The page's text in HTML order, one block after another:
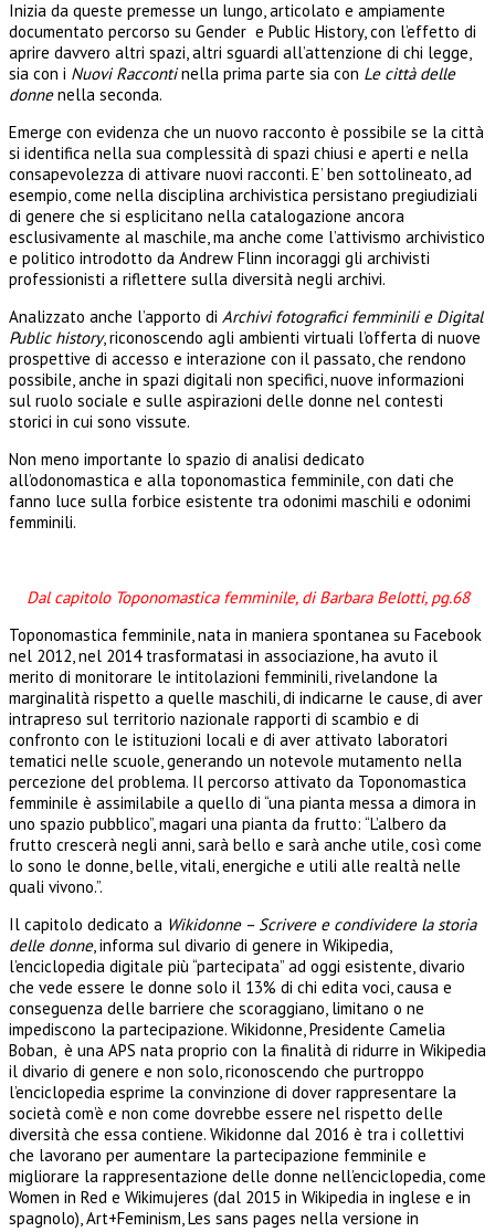
Inizia da queste premesse un lungo, articolato e ampiamente
documentato percorso su Gender e Public History, con l’effetto di
aprire davvero altri spazi, altri sguardi all’attenzione di chi legge,
sia con i Nuovi Raccontinella prima parte sia con Le città delle
donnenella seconda.
Emerge con evidenza che un nuovo racconto è possibile se la città
si identifica nella sua complessità di spazi chiusi e aperti e nella
consapevolezza di attivare nuovi racconti. E’ ben sottolineato, ad
esempio, come nella disciplina archivistica persistano pregiudiziali
di genere che si esplicitano nella catalogazione ancora
esclusivamente al maschile, ma anche come l’attivismo archivistico
e politico introdotto da Andrew Flinn incoraggi gli archivisti
professionisti a riflettere sulla diversità negli archivi.
Analizzato anche l’apporto di Archivi fotografici femminili e Digital
Public history, riconoscendo agli ambienti virtuali l’offerta di nuove
prospettive di accesso e interazione con il passato, che rendono
possibile, anche in spazi digitali non specifici, nuove informazioni
sul ruolo sociale e sulle aspirazioni delle donne nel contesti
storici in cui sono vissute.
Non meno importante lo spazio di analisi dedicato
all’odonomastica e alla toponomastica femminile, con dati che
fanno luce sulla forbice esistente tra odonimi maschili e odonimi
femminili.
Dal capitolo Toponomastica femminile, di Barbara Belotti, pg.68
Toponomastica femminile, nata in maniera spontanea su Facebook
nel 2012, nel 2014 trasformatasi in associazione, ha avuto il
merito di monitorare le intitolazioni femminili, rivelandone la
marginalità rispetto a quelle maschili, di indicarne le cause, di aver
intrapreso sul territorio nazionale rapporti di scambio e di
confronto con le istituzioni locali e di aver attivato laboratori
tematici nelle scuole, generando un notevole mutamento nella
percezione del problema. Il percorso attivato da Toponomastica
femminile è assimilabile a quello di “una pianta messa a dimora in
uno spazio pubblico”, magari una pianta da frutto: “L’albero da
frutto crescerà negli anni, sarà bello e sarà anche utile, così come
lo sono le donne, belle, vitali, energiche e utili alle realtà nelle
quali vivono.”.
Il capitolo dedicato a Wikidonne – Scrivere e condividere la storia
delle donne, informa sul divario di genere in Wikipedia,
l’enciclopedia digitale più “partecipata” ad oggi esistente, divario
che vede essere le donne solo il 13% di chi edita voci, causa e
conseguenza delle barriere che scoraggiano, limitano o ne
impediscono la partecipazione. Wikidonne, Presidente Camelia
Boban, è una APS nata proprio con la finalità di ridurre in Wikipedia
il divario di genere e non solo, riconoscendo che purtroppo
l’enciclopedia esprime la convinzione di dover rappresentare la
società com’è e non come dovrebbe essere nel rispetto delle
diversità che essa contiene. Wikidonne dal 2016 è tra i collettivi
che lavorano per aumentare la partecipazione femminile e
migliorare la rappresentazione delle donne nell’enciclopedia, come
Women in Red e Wikimujeres (dal 2015 in Wikipedia in inglese e in
spagnolo), Art+Feminism, Les sans pages nella versione in